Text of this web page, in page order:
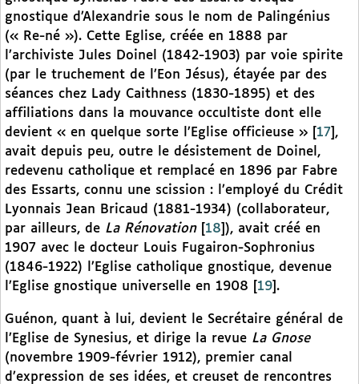
gnostique d’Alexandrie sous le nom de Palingénius
(« Re-né »). Cette Eglise, créée en 1888 par
l’archiviste Jules Doinel (1842-1903) par voie spirite
(par le truchement de l’Eon Jésus), étayée par des
séances chez Lady Caithness (1830-1895) et des
affiliations dans la mouvance occultiste dont elle
devient « en quelque sorte l’Eglise officieuse »
17 ,
avait depuis peu, outre le désistement de Doinel,
redevenu catholique et remplacé en 1896 par Fabre
des Essarts, connu une scission : l’employé du Crédit
Lyonnais Jean Bricaud (1881-1934) (collaborateur,
par ailleurs, de La Rénovation[ 18 ), avait créé en
1907 avec le docteur Louis Fugairon-Sophronius
(1846-1922) l’Eglise catholique gnostique, devenue
l’Eglise gnostique universelle en 1908
19 .
Guénon, quant à lui, devient le Secrétaire général de
l’Eglise de Synesius, et dirige la revue La Gnose
(novembre 1909-février 1912), premier canal
d’expression de ses idées, et creuset de rencontres